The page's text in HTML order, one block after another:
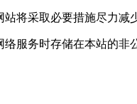
将采取必要措施尽力
服务时存储在本站的非